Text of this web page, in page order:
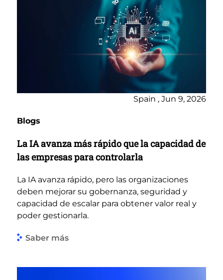
Spain , Jun 9, 2026
Blogs
La IA avanza más rápido que la capacidad de
las empresas para controlarla
La IA avanza rápido, pero las organizaciones
deben mejorar su gobernanza, seguridad y
capacidad de escalar para obtener valor real y
poder gestionarla.
Saber más